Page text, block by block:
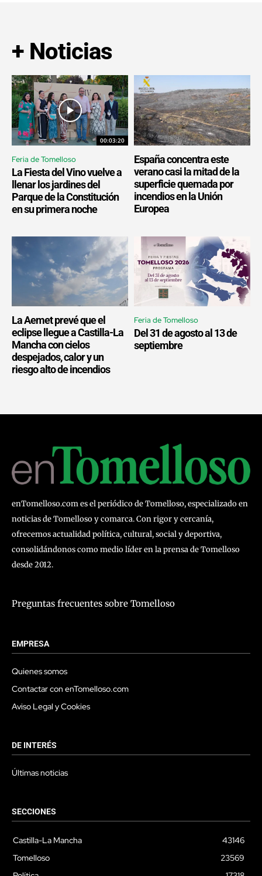
+ Noticias
00:03:20
Feria de Tomelloso
La Fiesta del Vino vuelve a
llenar los jardines del
Parque de la Constitución
en su primera noche
España concentra este
verano casi la mitad de la
superficie quemada por
incendios en la Unión
Europea
La Aemet prevé que el
eclipse llegue a Castilla-La
Mancha con cielos
despejados, calor y un
riesgo alto de incendios
Feria de Tomelloso
Del 31 de agosto al 13 de
septiembre
enTomelloso.com es el periódico de Tomelloso, especializado en
noticias de Tomelloso y comarca. Con rigor y cercanía,
ofrecemos actualidad política, cultural, social y deportiva,
consolidándonos como medio líder en la prensa de Tomelloso
desde 2012.
Preguntas frecuentes sobre Tomelloso
EMPRESA
Quienes somos
Contactar con enTomelloso.com
Aviso Legal y Cookies
DE INTERÉS
Últimas noticias
SECCIONES
Castilla-La Mancha
43146
Tomelloso
23569